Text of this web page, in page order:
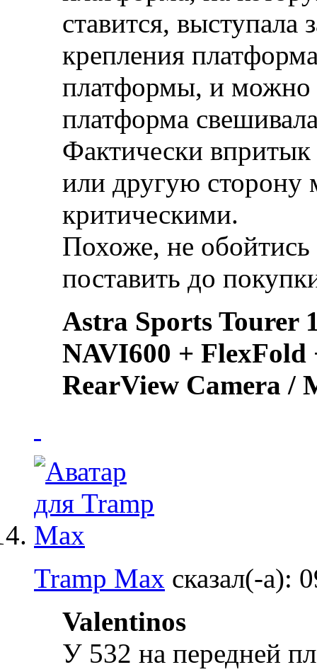
ставится, выступала
крепления
платформы, и можно
платформа
Фактически впритык
или другую сторону
критическими.
Похоже, не обойтись
поставить до
Astra Sports Tourer
NAVI600 + FlexFold
RearView Camera /
Tramp Max сказал(-а):
Valentinos
У 532 на передней